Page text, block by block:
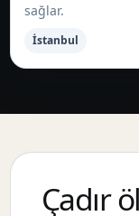
sağlar.
İstanbul
Çadır